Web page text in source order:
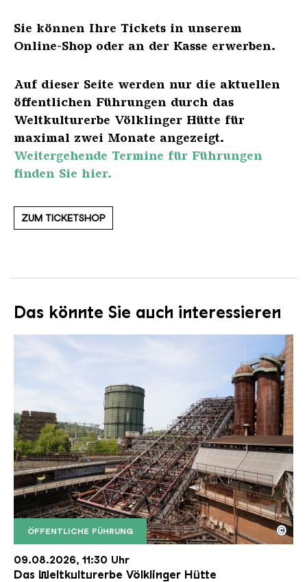
Sie können Ihre Tickets in unserem
Online-Shop oder an der Kasse erwerben.
Auf dieser Seite werden nur die aktuellen
öffentlichen Führungen durch das
Weltkulturerbe Völklinger Hütte für
maximal zwei Monate angezeigt.
Weitergehende Termine für Führungen
finden Sie hier.
ZUM TICKETSHOP
Das könnte Sie auch interessieren
ÖFFENTLICHE FÜHRUNG
Der Erzschrägaufzug der Völklinger Hütte mit
Copyright: Weltkulturerbe Völklinger Hütte | Karl
©
09.08.2026, 11:30 Uhr
Das Weltkulturerbe Völklinger Hütte